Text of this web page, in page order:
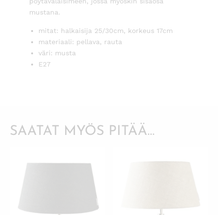
mustana.
mitat: halkaisija 25/30cm, korkeus 17cm
materiaali: pellava, rauta
väri: musta
E27
SAATAT MYÖS PITÄÄ...
KATSO PIKANÄKYMÄ